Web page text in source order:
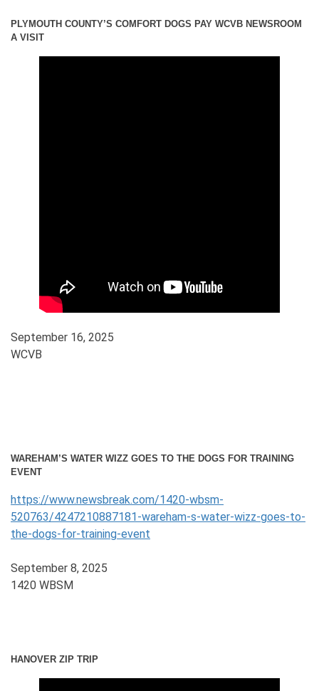
PLYMOUTH COUNTY’S COMFORT DOGS PAY WCVB NEWSROOM
A VISIT
September 16, 2025
WCVB
WAREHAM’S WATER WIZZ GOES TO THE DOGS FOR TRAINING
EVENT
https://www.newsbreak.com/1420-wbsm-
520763/4247210887181-wareham-s-water-wizz-goes-to-
the-dogs-for-training-event
September 8, 2025
1420 WBSM
HANOVER ZIP TRIP